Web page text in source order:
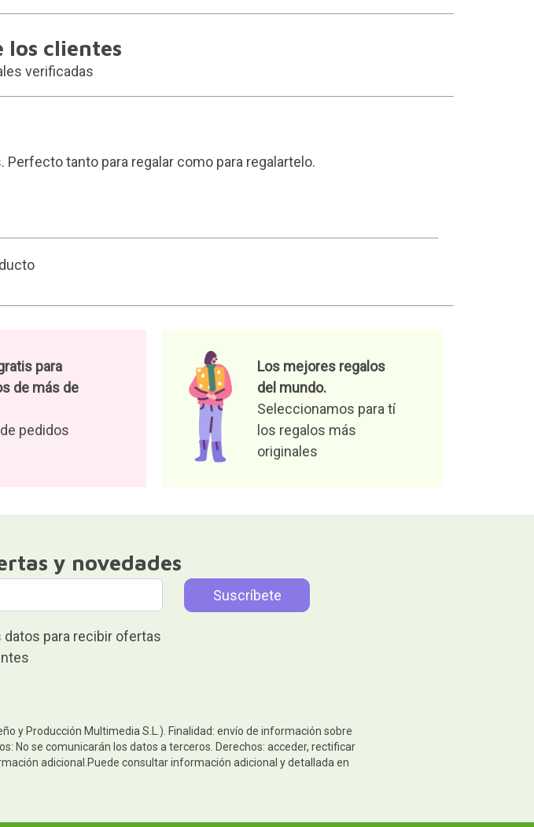
los clientes
verificadas
tanto para regalar como para regalartelo.
para
de más de
pedidos
Los mejores regalos
del mundo.
Seleccionamos para tí
los regalos más
originales
y novedades
para recibir ofertas
y Producción Multimedia S.L.). Finalidad: envío de información sobre
No se comunicarán los datos a terceros. Derechos: acceder, rectificar
adicional.Puede consultar información adicional y detallada en